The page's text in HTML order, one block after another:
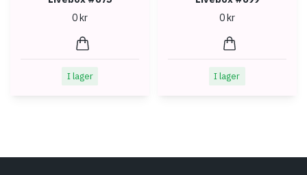
0 kr
I lager
0 kr
I lager